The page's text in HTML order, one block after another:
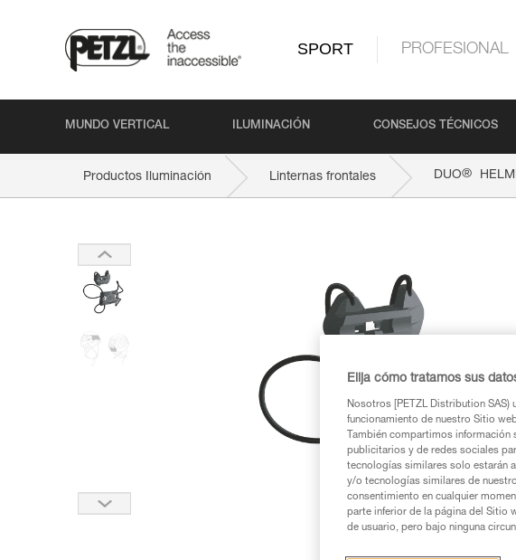
SPORT PROFESIONAL
MUNDO VERTICAL ILUMINACIÓN CONSEJOS TÉCNICOS
Productos Iluminación Linternas frontales DUO®
Elija cómo tratamos sus
Nosotros [PETZL Distribution
funcionamiento de nuestro Sitio
También compartimos
publicitarios y de redes sociales
tecnologías similares solo estarán
y/o tecnologías similares de
consentimiento en cualquier
parte inferior de la página del Sitio
de usuario, pero bajo ninguna